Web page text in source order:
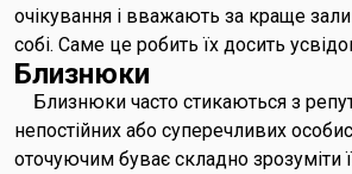
очікування і вважають за краще
собі. Саме це робить їх досить
Близнюки
Близнюки часто стикаються з
непостійних або суперечливих
оточуючим буває складно зрозуміти